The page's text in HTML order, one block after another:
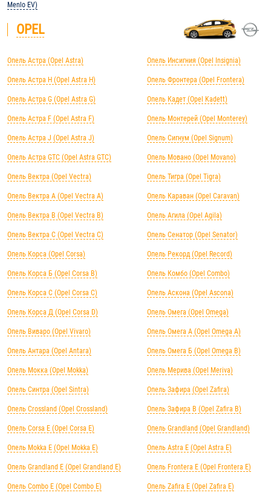
Menlo EV)
OPEL
Опель Астра (Opel Astra)
Опель Астра H (Opel Astra H)
Опель Астра G (Opel Astra G)
Опель Астра F (Opel Astra F)
Опель Астра J (Opel Astra J)
Опель Астра GTC (Opel Astra GTC)
Опель Вектра (Opel Vectra)
Опель Вектра А (Opel Vectra А)
Опель Вектра B (Opel Vectra B)
Опель Вектра C (Opel Vectra C)
Опель Корса (Opel Corsa)
Опель Корса Б (Opel Corsa B)
Опель Корса С (Opel Corsa C)
Опель Корса Д (Opel Corsa D)
Опель Виваро (Opel Vivaro)
Опель Антара (Opel Antara)
Опель Мокка (Opel Mokka)
Опель Синтра (Opel Sintra)
Опель Crossland (Opel Crossland)
Опель Corsa E (Opel Corsa E)
Опель Mokka E (Opel Mokka E)
Опель Grandland E (Opel Grandland E)
Опель Combo E (Opel Combo E)
Опель Инсигния (Opel Insignia)
Опель Фронтера (Opel Frontera)
Опель Кадет (Opel Kadett)
Опель Монтерей (Opel Monterey)
Опель Сигнум (Opel Signum)
Опель Мовано (Opel Movano)
Опель Тигра (Opel Tigra)
Опель Караван (Opel Caravan)
Опель Агила (Opel Agila)
Опель Сенатор (Opel Senator)
Опель Рекорд (Opel Record)
Опель Комбо (Opel Combo)
Опель Аскона (Opel Ascona)
Опель Омега (Opel Omega)
Опель Омега А (Opel Omega A)
Опель Омега Б (Opel Omega B)
Опель Мерива (Opel Meriva)
Опель Зафира (Opel Zafira)
Опель Зафира B (Opel Zafira B)
Опель Grandland (Opel Grandland)
Опель Astra E (Opel Astra E)
Опель Frontera E (Opel Frontera E)
Опель Zafira E (Opel Zafira E)